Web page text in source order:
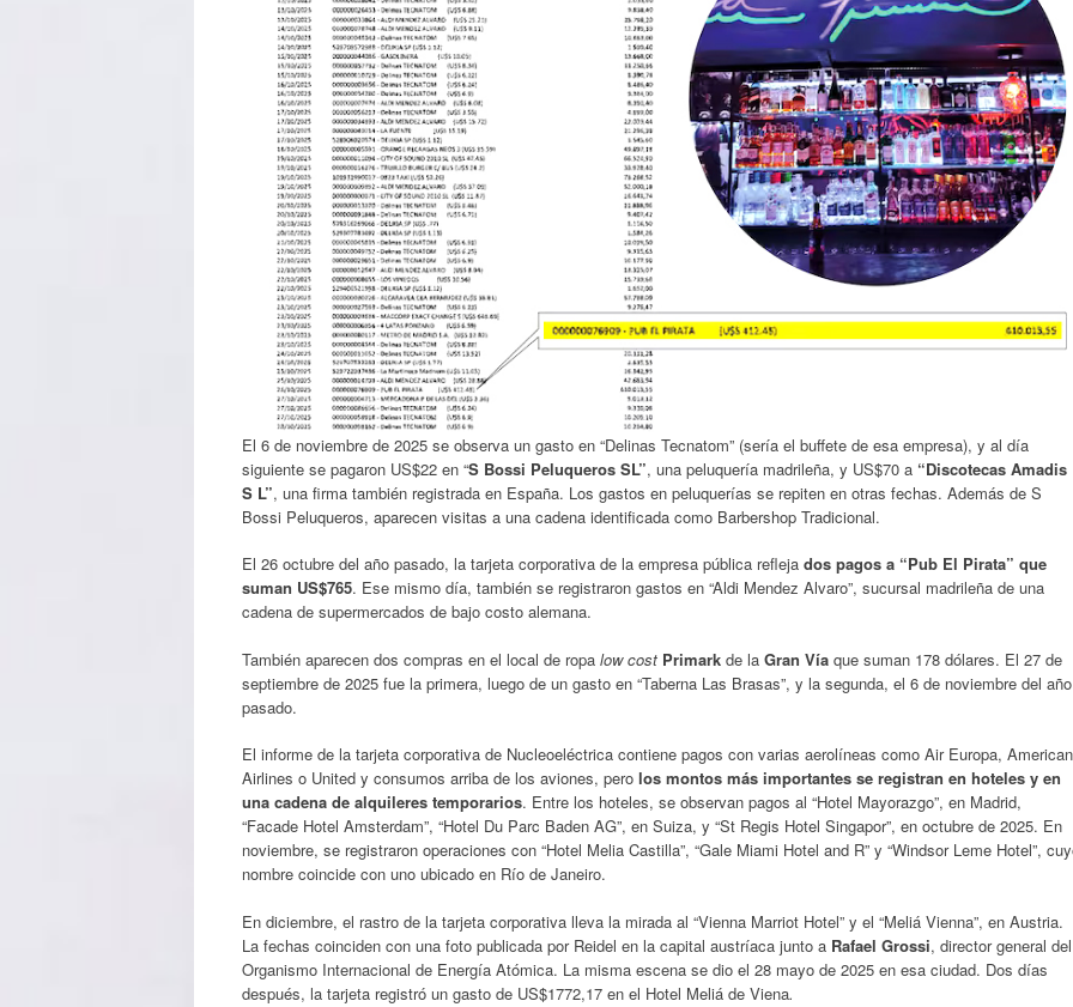
El 6 de noviembre de 2025 se observa un gasto en “Delinas Tecnatom” (sería el buffete de esa empresa), y al día
siguiente se pagaron US$22 en “S Bossi Peluqueros SL”, una peluquería madrileña, y US$70 a “Discotecas Amadis
S L”, una firma también registrada en España. Los gastos en peluquerías se repiten en otras fechas. Además de S
Bossi Peluqueros, aparecen visitas a una cadena identificada como Barbershop Tradicional.
El 26 octubre del año pasado, la tarjeta corporativa de la empresa pública refleja dos pagos a “Pub El Pirata” que
suman US$765. Ese mismo día, también se registraron gastos en “Aldi Mendez Alvaro”, sucursal madrileña de una
cadena de supermercados de bajo costo alemana.
También aparecen dos compras en el local de ropa low cost Primark de la Gran Vía que suman 178 dólares. El 27 de
septiembre de 2025 fue la primera, luego de un gasto en “Taberna Las Brasas”, y la segunda, el 6 de noviembre del año
pasado.
El informe de la tarjeta corporativa de Nucleoeléctrica contiene pagos con varias aerolíneas como Air Europa, American
Airlines o United y consumos arriba de los aviones, pero los montos más importantes se registran en hoteles y en
una cadena de alquileres temporarios. Entre los hoteles, se observan pagos al “Hotel Mayorazgo”, en Madrid,
“Facade Hotel Amsterdam”, “Hotel Du Parc Baden AG”, en Suiza, y “St Regis Hotel Singapor”, en octubre de 2025. En
noviembre, se registraron operaciones con “Hotel Melia Castilla”, “Gale Miami Hotel and R” y “Windsor Leme Hotel”,
nombre coincide con uno ubicado en Río de Janeiro.
En diciembre, el rastro de la tarjeta corporativa lleva la mirada al “Vienna Marriot Hotel” y el “Meliá Vienna”, en Austria.
La fechas coinciden con una foto publicada por Reidel en la capital austríaca junto a Rafael Grossi, director general del
Organismo Internacional de Energía Atómica. La misma escena se dio el 28 mayo de 2025 en esa ciudad. Dos días
después, la tarjeta registró un gasto de US$1772,17 en el Hotel Meliá de Viena.